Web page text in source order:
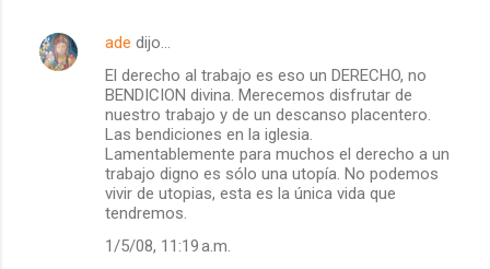
ade dijo…
El derecho al trabajo es eso un DERECHO, no
BENDICION divina. Merecemos disfrutar de
nuestro trabajo y de un descanso placentero.
Las bendiciones en la iglesia.
Lamentablemente para muchos el derecho a un
trabajo digno es sólo una utopía. No podemos
vivir de utopias, esta es la única vida que
tendremos.
1/5/08, 11:19 a.m.